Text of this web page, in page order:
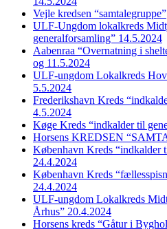
Vejle kredsen “samtalegruppe”
ULF-Ungdom lokalkreds
generalforsamling” 14.5.2024
Aabenraa “Overnatning i
og 11.5.2024
ULF-ungdom Lokalkreds
5.5.2024
Frederikshavn Kreds
4.5.2024
Køge Kreds “indkalder til
Horsens KREDSEN
København Kreds “indkalder
24.4.2024
København Kreds
24.4.2024
ULF-ungdom Lokalkreds
Århus” 20.4.2024
Horsens kreds “Gåtur i